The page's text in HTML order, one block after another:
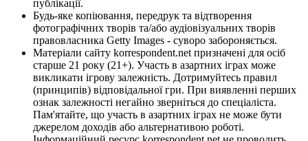
публікації.
Будь-яке копіювання, передрук та відтворення
фотографічних творів та/або аудіовізуальних творів
правовласника Getty Images - суворо забороняється.
Матеріали сайту korrespondent.net призначені для осіб
старше 21 року (21+). Участь в азартних іграх може
викликати ігрову залежність. Дотримуйтесь правил
(принципів) відповідальної гри. При виявленні перших
ознак залежності негайно зверніться до спеціаліста.
Пам'ятайте, що участь в азартних іграх не може бути
джерелом доходів або альтернативою роботі.